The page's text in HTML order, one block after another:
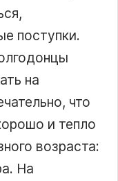
поступки.
на
что
и тепло
возраста:
На